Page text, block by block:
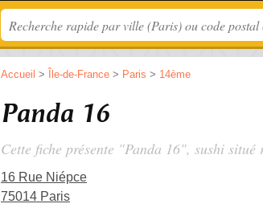
Accueil > Île-de-France > Paris > 14ème
Panda 16
Cette fiche présente "Panda 16", sushi situé
16 Rue Niépce
75014 Paris